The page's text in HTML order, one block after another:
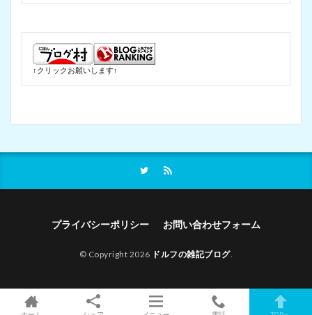
↑クリックお願いします↑
プライバシーポリシー お問い合わせフォーム
© Copyright 2026 ドルフの雑記ブログ.